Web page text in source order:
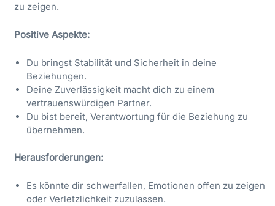
zu zeigen.
Positive Aspekte:
Du bringst Stabilität und Sicherheit in deine
Beziehungen.
Deine Zuverlässigkeit macht dich zu einem
vertrauenswürdigen Partner.
Du bist bereit, Verantwortung für die Beziehung zu
übernehmen.
Herausforderungen:
Es könnte dir schwerfallen, Emotionen offen zu zeigen
oder Verletzlichkeit zuzulassen.